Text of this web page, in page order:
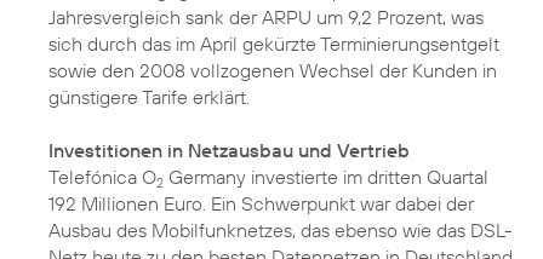
Jahresvergleich sank der ARPU um 9,2 Prozent, was
sich durch das im April gekürzte Terminierungsentgelt
sowie den 2008 vollzogenen Wechsel der Kunden in
günstigere Tarife erklärt.
Investitionen in Netzausbau und Vertrieb
Telefónica O2 Germany investierte im dritten Quartal
192 Millionen Euro. Ein Schwerpunkt war dabei der
Ausbau des Mobilfunknetzes, das ebenso wie das DSL-